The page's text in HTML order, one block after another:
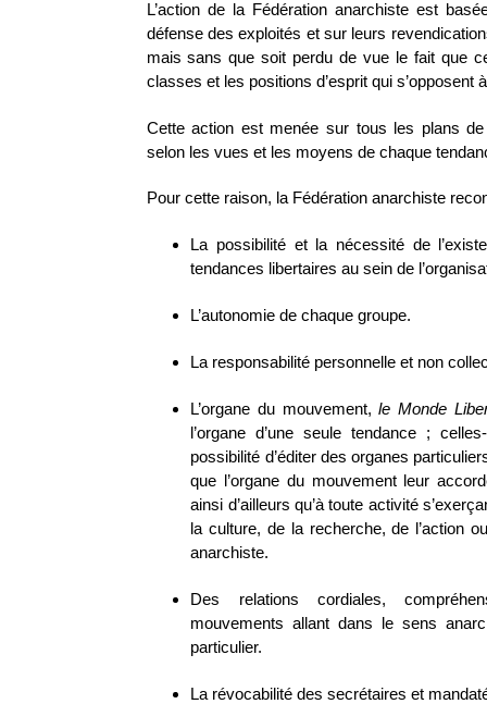
L’action de la Fédération anarchiste est
défense des exploités et sur leurs
mais sans que soit perdu de vue le fait que
classes et les positions d’esprit qui s’opposent
Cette action est menée sur tous les plans de
selon les vues et les moyens de chaque
Pour cette raison, la Fédération anarchiste
La possibilité et la nécessité de
tendances libertaires au sein de
L’autonomie de chaque groupe.
La responsabilité personnelle et non
L’organe du mouvement,le Monde
l’organe d’une seule tendance ;
possibilité d’éditer des organes
que l’organe du mouvement leur
ainsi d’ailleurs qu’à toute activité
la culture, de la recherche, de l’action
anarchiste.
Des relations cordiales,
mouvements allant dans le sens
particulier.
La révocabilité des secrétaires et